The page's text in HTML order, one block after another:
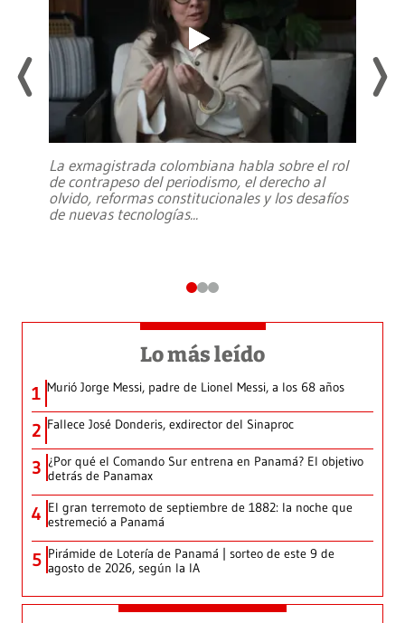
La exmagistrada colombiana habla sobre el rol
de contrapeso del periodismo, el derecho al
olvido, reformas constitucionales y los desafíos
de nuevas tecnologías...
Lo más leído
1 Murió Jorge Messi, padre de Lionel Messi, a los 68 años
2 Fallece José Donderis, exdirector del Sinaproc
3 ¿Por qué el Comando Sur entrena en Panamá? El objetivo
detrás de Panamax
4 El gran terremoto de septiembre de 1882: la noche que
estremeció a Panamá
5 Pirámide de Lotería de Panamá | sorteo de este 9 de
agosto de 2026, según la IA